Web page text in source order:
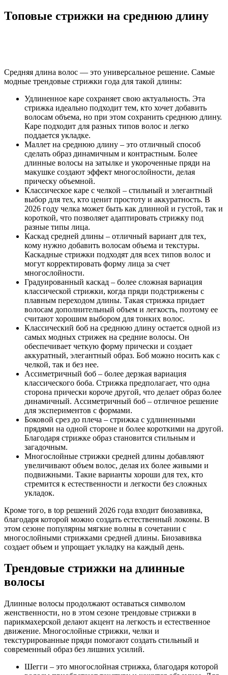
Топовые стрижки на среднюю длину
Средняя длина волос — это универсальное решение. Самые
модные трендовые стрижки года для такой длины:
Удлиненное каре сохраняет свою актуальность. Эта
стрижка идеально подходит тем, кто хочет добавить
волосам объема, но при этом сохранить среднюю длину.
Каре подходит для разных типов волос и легко
поддается укладке.
Маллет на среднюю длину – это отличный способ
сделать образ динамичным и контрастным. Более
длинные волосы на затылке и укороченные пряди на
макушке создают эффект многослойности, делая
прическу объемной.
Классическое каре с челкой – стильный и элегантный
выбор для тех, кто ценит простоту и аккуратность. В
2026 году челка может быть как длинной и густой, так и
короткой, что позволяет адаптировать стрижку под
разные типы лица.
Каскад средней длины – отличный вариант для тех,
кому нужно добавить волосам объема и текстуры.
Каскадные стрижки подходят для всех типов волос и
могут корректировать форму лица за счет
многослойности.
Градуированный каскад – более сложная вариация
классической стрижки, когда пряди подстрижены с
плавным переходом длины. Такая стрижка придает
волосам дополнительный объем и легкость, поэтому ее
считают хорошим выбором для тонких волос.
Классический боб на среднюю длину остается одной из
самых модных стрижек на средние волосы. Он
обеспечивает четкую форму прически и создает
аккуратный, элегантный образ. Боб можно носить как с
челкой, так и без нее.
Ассиметричный боб – более дерзкая вариация
классического боба. Стрижка предполагает, что одна
сторона прически короче другой, что делает образ более
динамичный. Ассиметричный боб – отличное решение
для экспериментов с формами.
Боковой срез до плеча – стрижка с удлиненными
прядями на одной стороне и более короткими на другой.
Благодаря стрижке образ становится стильным и
загадочным.
Многослойные стрижки средней длины добавляют
увеличивают объем волос, делая их более живыми и
подвижными. Такие варианты хороши для тех, кто
стремится к естественности и легкости без сложных
укладок.
Кроме того, в top решений 2026 года входит биозавивка,
благодаря которой можно создать естественный локоны. В
этом сезоне популярны мягкие волны в сочетании с
многослойными стрижками средней длины. Биозавивка
создает объем и упрощает укладку на каждый день.
Трендовые стрижки на длинные
волосы
Длинные волосы продолжают оставаться символом
женственности, но в этом сезоне трендовые стрижки в
парикмахерской делают акцент на легкость и естественное
движение. Многослойные стрижки, челки и
текстурированные пряди помогают создать стильный и
современный образ без лишних усилий.
Шегги – это многослойная стрижка, благодаря которой